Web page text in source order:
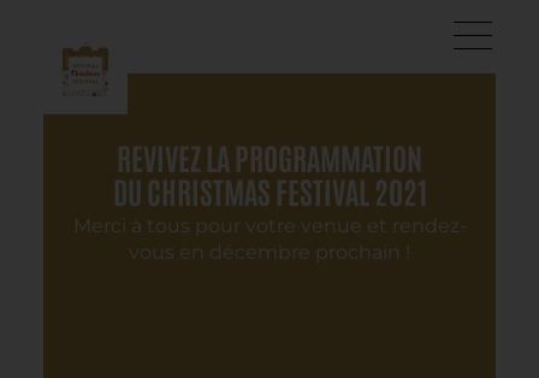
REVIVEZ LA PROGRAMMATION
DU CHRISTMAS FESTIVAL 2021
Merci à tous pour votre venue et rendez-
vous en décembre prochain !